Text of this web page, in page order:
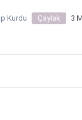
Kurdu Çaylak 3